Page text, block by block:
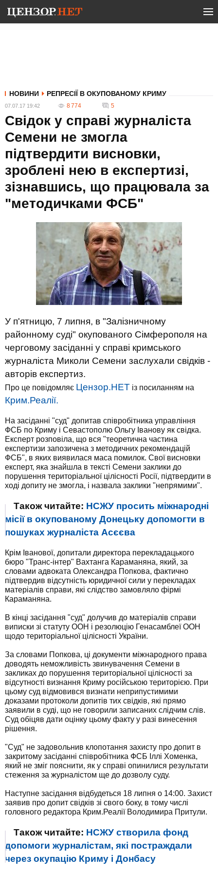
НОВИНИ РЕПРЕСІЇ В ОКУПОВАНОМУ КРИМУ
07.07.17 19:42 8 774 5
Свідок у справі журналіста
Семени не змогла
підтвердити висновки,
зроблені нею в експертизі,
зізнавшись, що працювала за
"методичками ФСБ"
У п'ятницю, 7 липня, в "Залізничному
районному суді" окупованого Сімферополя на
черговому засіданні у справі кримського
журналіста Миколи Семени заслухали свідків -
авторів експертиз.
Про це повідомляє Цензор.НЕТ із посиланням на
Крим.Реалії.
На засіданні "суд" допитав співробітника управління
ФСБ по Криму і Севастополю Ольгу Іванову як свідка.
Експерт розповіла, що вся "теоретична частина
експертизи запозичена з методичних рекомендацій
ФСБ", в яких виявилася маса помилок. Свої висновки
експерт, яка знайшла в тексті Семени заклики до
порушення територіальної цілісності Росії, підтвердити в
ході допиту не змогла, і назвала заклики "непрямими".
Також читайте: НСЖУ просить міжнародні
місії в окупованому Донецьку допомогти в
пошуках журналіста Асєєва
Крім Іванової, допитали директора перекладацького
бюро "Транс-інтер" Вахтанга Караманяна, який, за
словами адвоката Олександра Попкова, фактично
підтвердив відсутність юридичної сили у перекладах
матеріалів справи, які слідство замовляло фірмі
Караманяна.
В кінці засідання "суд" долучив до матеріалів справи
виписки зі статуту ООН і резолюцію Генасамблеї ООН
щодо територіальної цілісності України.
За словами Попкова, ці документи міжнародного права
доводять неможливість звинувачення Семени в
закликах до порушення територіальної цілісності за
відсутності визнання Криму російською територією. При
цьому суд відмовився визнати неприпустимими
доказами протоколи допитів тих свідків, які прямо
заявили в суді, що не говорили записаних слідчим слів.
Суд обіцяв дати оцінку цьому факту у разі винесення
рішення.
"Суд" не задовольнив клопотання захисту про допит в
закритому засіданні співробітника ФСБ Іллі Хоменка,
який не зміг пояснити, як у справі опинилися результати
стеження за журналістом ще до дозволу суду.
Наступне засідання відбудеться 18 липня о 14:00. Захист
заявив про допит свідків зі свого боку, в тому числі
головного редактора Крим.Реалії Володимира Притули.
Також читайте: НСЖУ створила фонд
допомоги журналістам, які постраждали
через окупацію Криму і Донбасу